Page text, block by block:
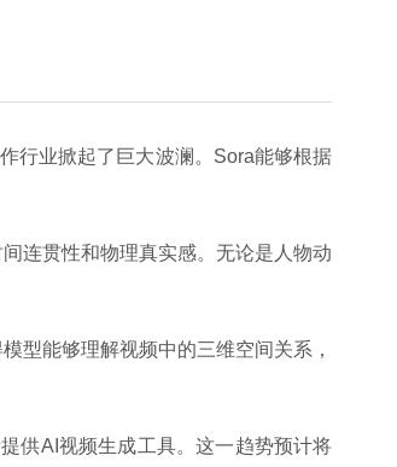
行业掀起了巨大波澜。Sora能够根据
连贯性和物理真实感。无论是人物动
型能够理解视频中的三维空间关系，
供AI视频生成工具。这一趋势预计将